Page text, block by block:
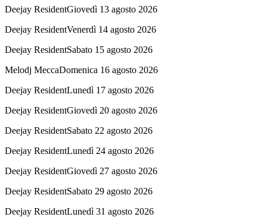
Deejay ResidentGiovedì 13 agosto 2026
Deejay ResidentVenerdì 14 agosto 2026
Deejay ResidentSabato 15 agosto 2026
Melodj MeccaDomenica 16 agosto 2026
Deejay ResidentLunedì 17 agosto 2026
Deejay ResidentGiovedì 20 agosto 2026
Deejay ResidentSabato 22 agosto 2026
Deejay ResidentLunedì 24 agosto 2026
Deejay ResidentGiovedì 27 agosto 2026
Deejay ResidentSabato 29 agosto 2026
Deejay ResidentLunedì 31 agosto 2026